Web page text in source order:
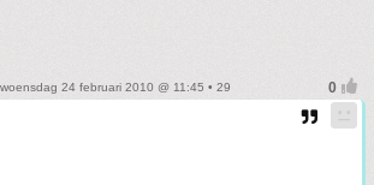
woensdag 24 februari 2010 @ 11:45 • 29